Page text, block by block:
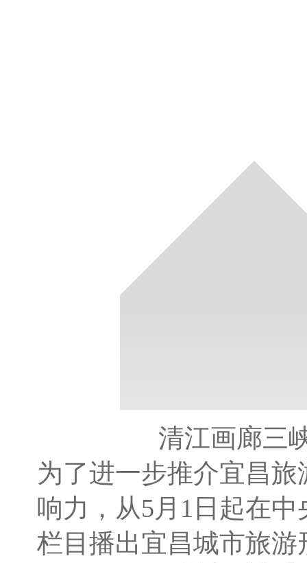
清江画廊三
为了进一步推介宜昌
响力，从5月1日起在
栏目播出宜昌城市旅